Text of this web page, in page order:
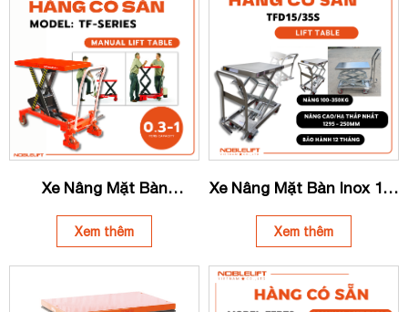
Xe Nâng Mặt Bàn
TF75/ TF100
Xem thêm
Xe Nâng Mặt Bàn Inox 100
Xem thêm